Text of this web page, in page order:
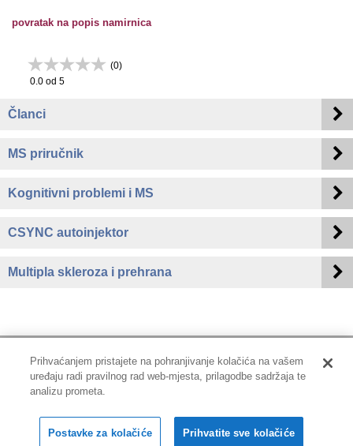
povratak na popis namirnica
(0)
0.0 od 5
Članci
MS priručnik
Kognitivni problemi i MS
CSYNC autoinjektor
Multipla skleroza i prehrana
Impressum | Pravne informacije
Copyright © 2001-2026 PLIVAzdravlje
Sva prava pridržana.
Prihvaćanjem pristajete na pohranjivanje kolačića na vašem
uređaju radi pravilnog rad web-mjesta, prilagodbe sadržaja te
analizu prometa.
Postavke za kolačiće Prihvatite sve kolačiće